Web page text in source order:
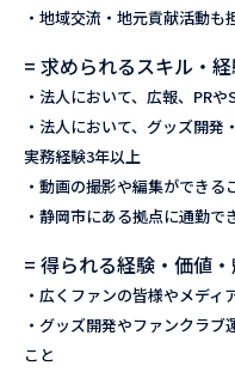
・地域交流・地元貢献活動も
= 求められるスキル・
・法人において、広報、PR
・法人において、グッズ開
実務経験3年以上
・動画の撮影や編集ができる
・静岡市にある拠点に通勤で
= 得られる経験・価値
・広くファンの皆様やメデ
・グッズ開発やファンクラ
こと